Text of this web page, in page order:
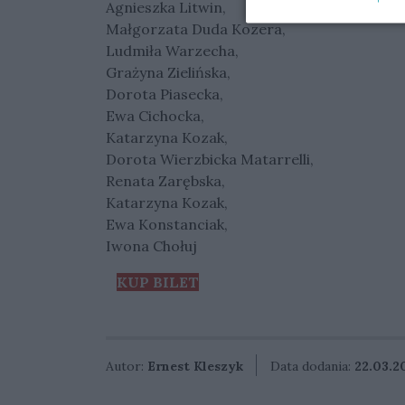
Agnieszka Litwin,
Małgorzata Duda Kozera,
Ludmiła Warzecha,
Grażyna Zielińska,
Dorota Piasecka,
Ewa Cichocka,
Katarzyna Kozak,
Dorota Wierzbicka Matarrelli,
Renata Zarębska,
Katarzyna Kozak,
Ewa Konstanciak,
Iwona Chołuj
KUP BILET
Autor: Ernest Kleszyk Data dodania: